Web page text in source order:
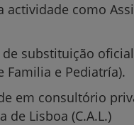
actividade como
substituição
Familia e Pediatría).
em consultório
de Lisboa (C.A.L.)